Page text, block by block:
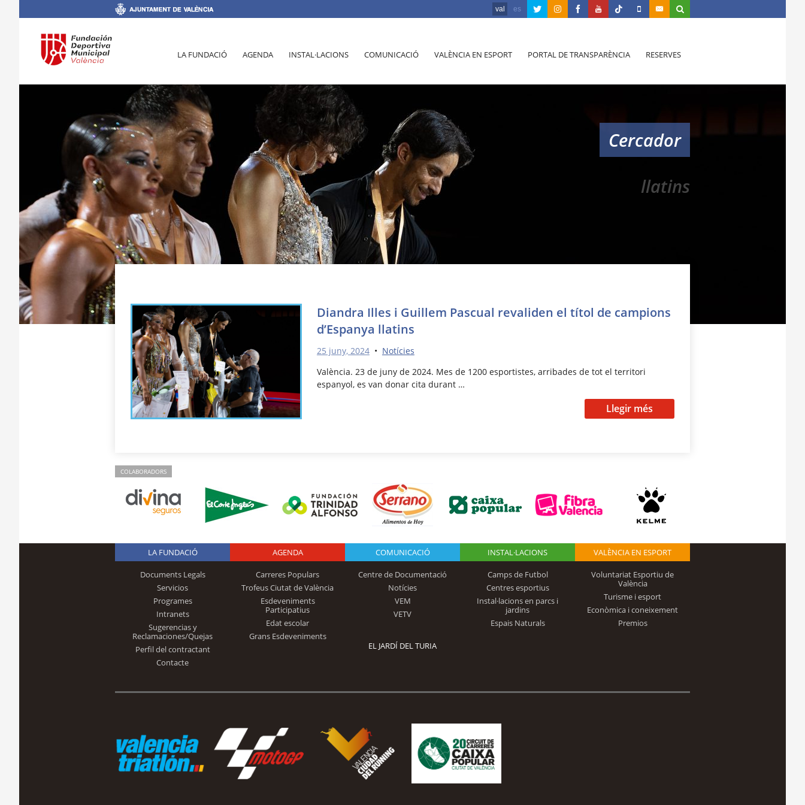
val es
LA FUNDACIÓ AGENDA INSTAL·LACIONS COMUNICACIÓ VALÈNCIA EN ESPORT PORTAL DE TRANSPARÈNCIA RESERVES
Cercador
llatins
Diandra Illes i Guillem Pascual revaliden el títol de campions
d’Espanya llatins
25 juny, 2024• Notícies
València. 23 de juny de 2024. Mes de 1200 esportistes, arribades de tot el territori
espanyol, es van donar cita durant …
Llegir més
COLABORADORS
Logo Fundación
Trinidad Alfonso
LA FUNDACIÓ
Documents Legals
Servicios
Programes
Intranets
Sugerencias y
Reclamaciones/Quejas
Perfil del contractant
Contacte
AGENDA
Carreres Populars
Trofeus Ciutat de València
Esdeveniments
Participatius
Edat escolar
Grans Esdeveniments
COMUNICACIÓ
Centre de Documentació
Notícies
VEM
VETV
INSTAL·LACIONS
Camps de Futbol
Centres esportius
Instal·lacions en parcs i
jardins
Espais Naturals
VALÈNCIA EN ESPORT
Voluntariat Esportiu de
València
Turisme i esport
Econòmica i coneixement
Premios
EL JARDÍ DEL TURIA